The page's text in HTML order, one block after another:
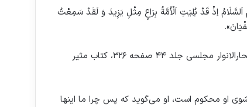
اَلسَّلَامُ اِذْ قَدْ بُلِيَتِ اَلْاُمَّةُ بِرَاعٍ مِثْلِ يَزِيدَ وَ لَقَدْ سَمِعْتُ
کتاب اللهوف علی قتلَی الطفوف از ابن طاووس صفحه ۲۴، کتاب بحارالانوار مجلسی جلد ۴۴ صفحه ۳۲۶، کتاب مثیر
او محکوم است، او می‌گوید که پس چرا ما اینها